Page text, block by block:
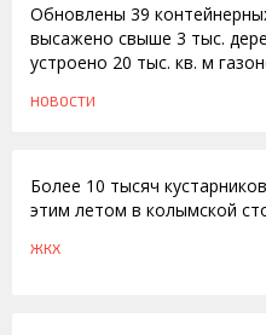
Обновлены 39
высажено свыше 3 тыс.
устроено 20 тыс. кв. м
НОВОСТИ
Более 10 тысяч
этим летом в колымской
ЖКХ